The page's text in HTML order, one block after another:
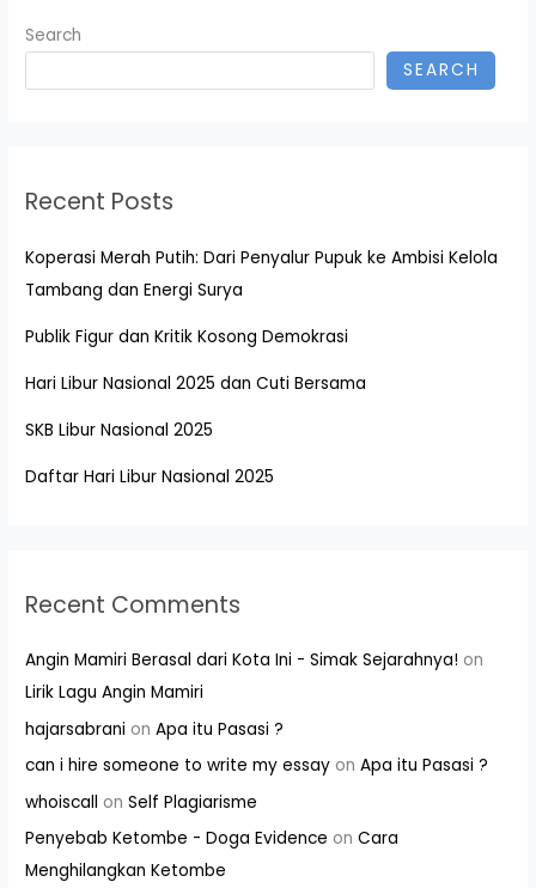
Search
SEARCH
Recent Posts
Koperasi Merah Putih: Dari Penyalur Pupuk ke Ambisi Kelola
Tambang dan Energi Surya
Publik Figur dan Kritik Kosong Demokrasi
Hari Libur Nasional 2025 dan Cuti Bersama
SKB Libur Nasional 2025
Daftar Hari Libur Nasional 2025
Recent Comments
Angin Mamiri Berasal dari Kota Ini - Simak Sejarahnya! on
Lirik Lagu Angin Mamiri
hajarsabrani onApa itu Pasasi ?
can i hire someone to write my essay onApa itu Pasasi ?
whoiscall onSelf Plagiarisme
Penyebab Ketombe - Doga Evidence onCara
Menghilangkan Ketombe